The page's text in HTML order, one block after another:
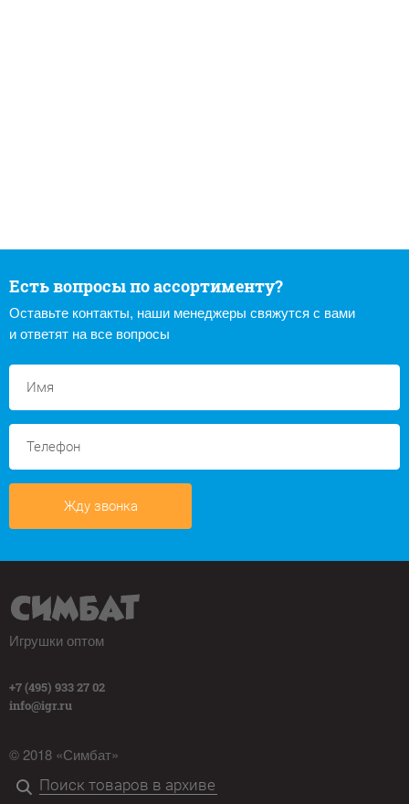
Есть вопросы по ассортименту?
Оставьте контакты, наши менеджеры свяжутся с вами
и ответят на все вопросы
Жду звонка
Игрушки оптом
+7 (495) 933 27 02
info@igr.ru
© 2018 «Симбат»